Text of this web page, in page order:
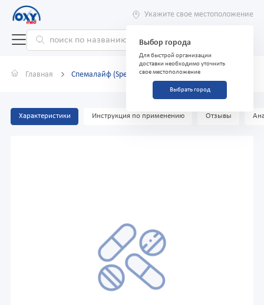
Укажите свое местоположение
Выбор города
Для быстрой организации
доставки необходимо уточнить
свое местоположение
Выбрать город
Главная Спемалайф (Spemalive) №10 пакетиков
Характеристики Инструкция по применению Отзывы